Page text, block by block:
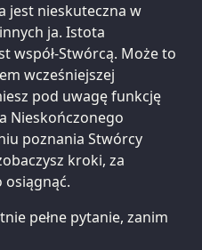
jest nieskuteczna w
ja. Istota
współ-Stwórcą. Może to
wcześniejszej
pod uwagę funkcję
Nieskończonego
poznania Stwórcy
kroki, za
pełne pytanie, zanim